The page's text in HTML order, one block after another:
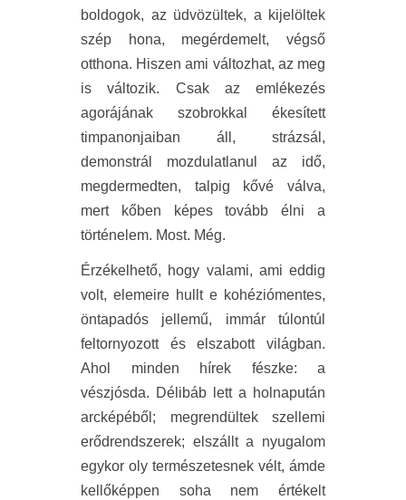
boldogok, az üdvözültek, a kijelöltek
szép hona, megérdemelt, végső
otthona. Hiszen ami változhat, az meg
is változik. Csak az emlékezés
agorájának szobrokkal ékesített
timpanonjaiban áll, strázsál,
demonstrál mozdulatlanul az idő,
megdermedten, talpig kővé válva,
mert kőben képes tovább élni a
történelem. Most. Még.
Érzékelhető, hogy valami, ami eddig
volt, elemeire hullt e kohéziómentes,
öntapadós jellemű, immár túlontúl
feltornyozott és elszabott világban.
Ahol minden hírek fészke: a
vészjósda. Délibáb lett a holnapután
arcképéből; megrendültek szellemi
erődrendszerek; elszállt a nyugalom
egykor oly természetesnek vélt, ámde
kellőképpen soha nem értékelt